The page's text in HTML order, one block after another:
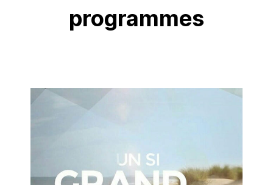
programmes